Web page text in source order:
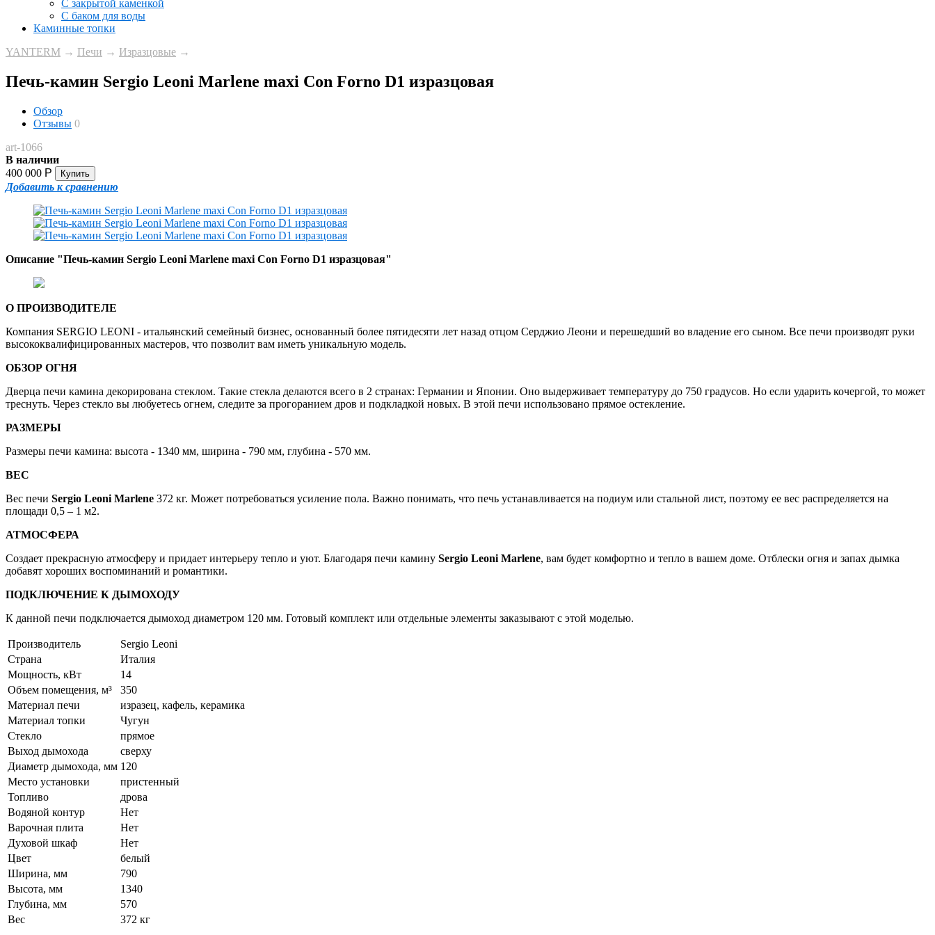
С закрытой каменкой
С баком для воды
Каминные топки
YANTERM → Печи → Изразцовые →
Печь-камин Sergio Leoni Marlene maxi Con Forno D1 изразцовая
Обзор
Отзывы 0
art-1066
В наличии
400 000 Р
Добавить к сравнению
Описание "Печь-камин Sergio Leoni Marlene maxi Con Forno D1 изразцовая"
О ПРОИЗВОДИТЕЛЕ
Компания SERGIO LEONI - итальянский семейный бизнес, основанный более пятидесяти лет назад отцом Серджио Леони и перешедший во владение его сыном. Все печи производят руки
высококвалифицированных мастеров, что позволит вам иметь уникальную модель.
ОБЗОР ОГНЯ
Дверца печи камина декорирована стеклом. Такие стекла делаются всего в 2 странах: Германии и Японии. Оно выдерживает температуру до 750 градусов. Но если ударить кочергой, то может
треснуть. Через стекло вы любуетесь огнем, следите за прогоранием дров и подкладкой новых. В этой печи использовано прямое остекление.
РАЗМЕРЫ
Размеры печи камина: высота - 1340 мм, ширина - 790 мм, глубина - 570 мм.
ВЕС
Вес печи Sergio Leoni Marlene 372 кг. Может потребоваться усиление пола. Важно понимать, что печь устанавливается на подиум или стальной лист, поэтому ее вес распределяется на
площади 0,5 – 1 м2.
АТМОСФЕРА
Создает прекрасную атмосферу и придает интерьеру тепло и уют. Благодаря печи камину Sergio Leoni Marlene, вам будет комфортно и тепло в вашем доме. Отблески огня и запах дымка
добавят хороших воспоминаний и романтики.
ПОДКЛЮЧЕНИЕ К ДЫМОХОДУ
К данной печи подключается дымоход диаметром 120 мм. Готовый комплект или отдельные элементы заказывают с этой моделью.
Производитель
Sergio Leoni
Страна
Италия
Мощность, кВт
14
Объем помещения, м³
350
Материал печи
изразец, кафель, керамика
Материал топки
Чугун
Стекло
прямое
Выход дымохода
сверху
Диаметр дымохода, мм 120
Место установки
пристенный
Топливо
дрова
Водяной контур
Нет
Варочная плита
Нет
Духовой шкаф
Нет
Цвет
белый
Ширина, мм
790
Высота, мм
1340
Глубина, мм
570
Вес
372 кг